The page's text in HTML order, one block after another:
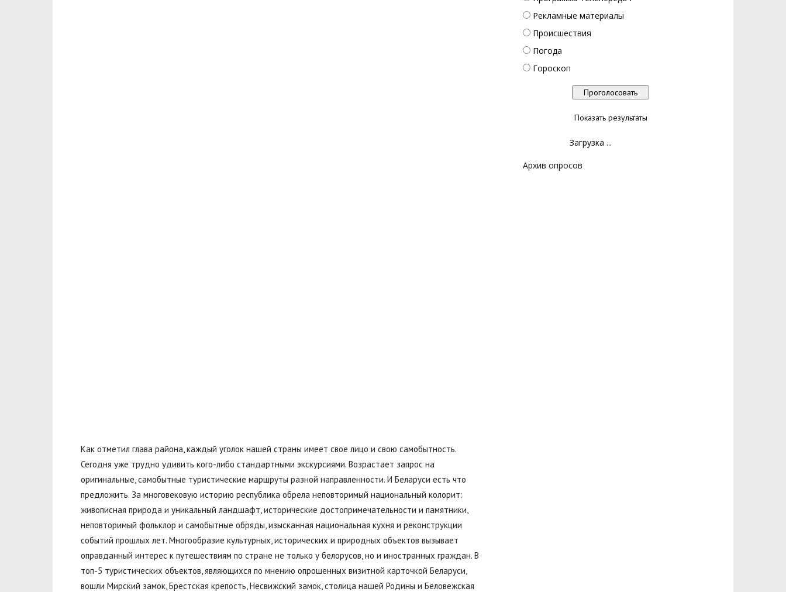
Кошелево
|
Как отметил глава района, каждый уголок нашей страны имеет свое лицо и свою самобытность.
Сегодня уже трудно удивить кого-либо стандартными экскурсиями. Возрастает запрос на
оригинальные, самобытные туристические маршруты разной направленности. И Беларуси есть что
предложить. За многовековую историю республика обрела неповторимый национальный колорит:
живописная природа и уникальный ландшафт, исторические достопримечательности и памятники,
неповторимый фольклор и самобытные обряды, изысканная национальная кухня и реконструкции
событий прошлых лет. Многообразие культурных, исторических и природных объектов вызывает
оправданный интерес к путешествиям по стране не только у белорусов, но и иностранных граждан. В
топ-5 туристических объектов, являющихся по мнению опрошенных визитной карточкой Беларуси,
вошли Мирский замок, Брестская крепость, Несвижский замок, столица нашей Родины и Беловежская
Рекламные материалы
Происшествия
Погода
Гороскоп
Показать результаты
Загрузка ...
Архив опросов